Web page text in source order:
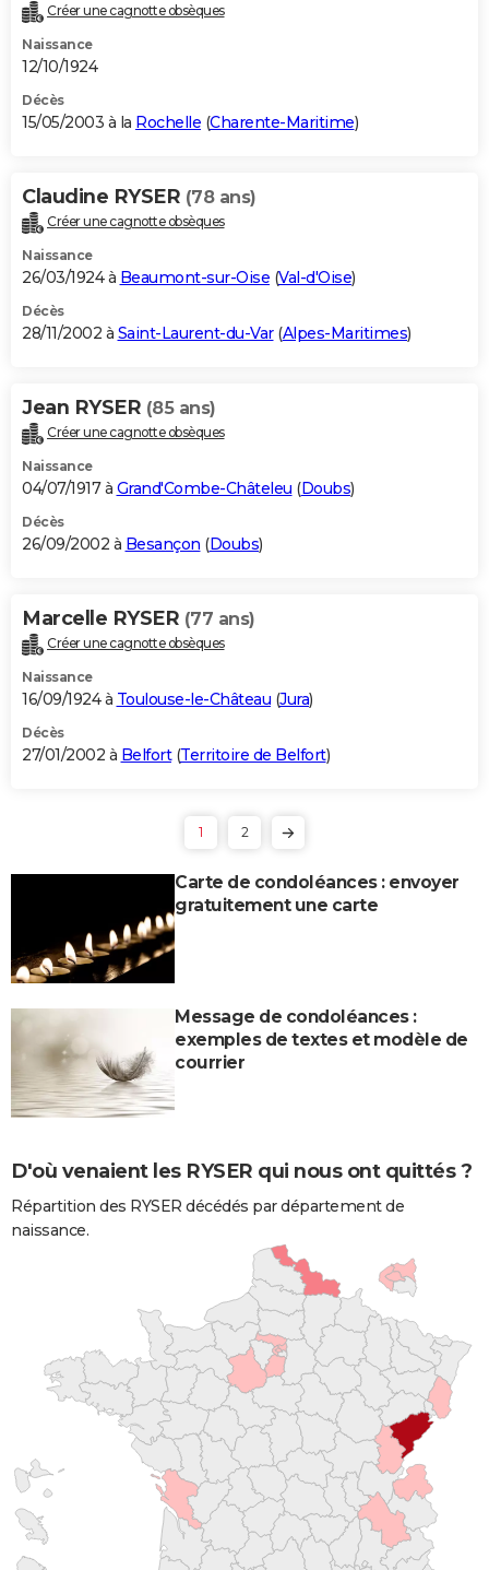
Créer une cagnotte obsèques
Naissance
12/10/1924
Décès
15/05/2003 à la Rochelle (Charente-Maritime)
Claudine RYSER (78 ans)
Créer une cagnotte obsèques
Naissance
26/03/1924 à Beaumont-sur-Oise (Val-d'Oise)
Décès
28/11/2002 à Saint-Laurent-du-Var(Alpes-Maritimes)
Jean RYSER (85 ans)
Créer une cagnotte obsèques
Naissance
04/07/1917 à Grand'Combe-Châteleu (Doubs)
Décès
26/09/2002 à Besançon (Doubs)
Marcelle RYSER (77 ans)
Créer une cagnotte obsèques
Naissance
16/09/1924 à Toulouse-le-Château (Jura)
Décès
27/01/2002 à Belfort(Territoire de Belfort)
1 2
Carte de condoléances : envoyer
gratuitement une carte
Message de condoléances :
exemples de textes et modèle de
courrier
D'où venaient les RYSER qui nous ont quittés ?
Répartition des RYSER décédés par département de
naissance.